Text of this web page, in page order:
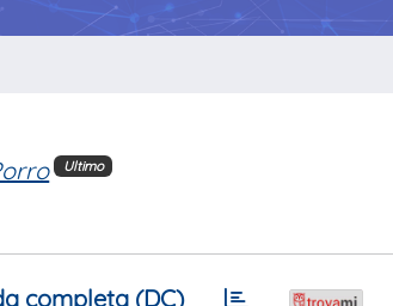
Ultimo
completa (DC)